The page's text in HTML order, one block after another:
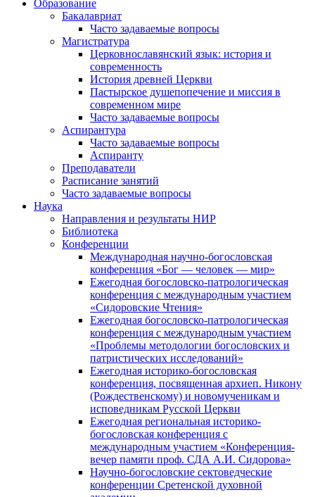
Образование
Бакалавриат
Часто задаваемые вопросы
Магистратура
Церковнославянский язык: история и
современность
История древней Церкви
Пастырское душепопечение и миссия в
современном мире
Часто задаваемые вопросы
Аспирантура
Часто задаваемые вопросы
Аспиранту
Преподаватели
Расписание занятий
Часто задаваемые вопросы
Наука
Направления и результаты НИР
Библиотека
Конференции
Международная научно-богословская
конференция «Бог — человек — мир»
Ежегодная богословско-патрологическая
конференция с международным участием
«Сидоровские Чтения»
Ежегодная богословско-патрологическая
конференция с международным участием
«Проблемы методологии богословских и
патристических исследований»
Ежегодная историко-богословская
конференция, посвященная архиеп. Никону
(Рождественскому) и новомученикам и
исповедникам Русской Церкви
Ежегодная региональная историко-
богословская конференция с
международным участием «Конференция-
вечер памяти проф. СДА А.И. Сидорова»
Научно-богословские сектоведческие
конференции Сретенской духовной